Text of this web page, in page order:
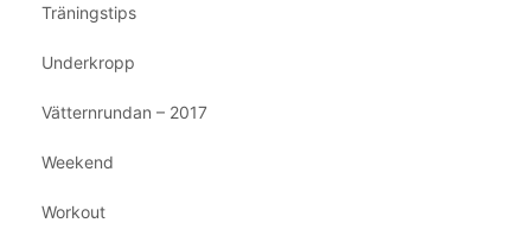
Träningstips
Underkropp
Vätternrundan – 2017
Weekend
Workout